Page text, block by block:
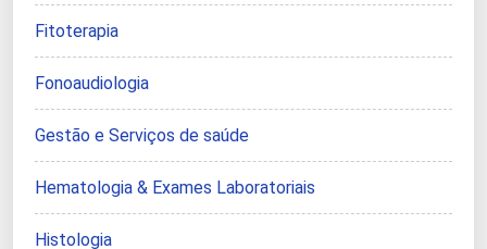
Fitoterapia
Fonoaudiologia
Gestão e Serviços de saúde
Hematologia & Exames Laboratoriais
Histologia